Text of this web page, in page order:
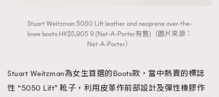
Stuart Weitzman 5050 Lift leather and neoprene over-the-
knee boots HK$5,905 9 (Net-A-Porter有售)（圖片來源：
Net-A-Porter）
Stuart Weitzman為女生首選的Boots款，當中熱賣的標誌
性 “5050 Lift” 靴子，利用皮革作前部設計及彈性橡膠作